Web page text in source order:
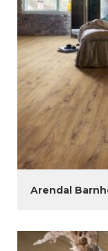
Arendal